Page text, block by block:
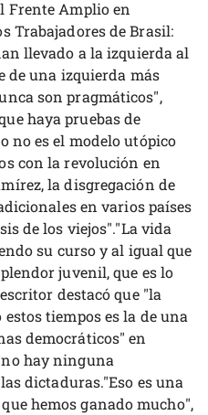
Frente Amplio en
Trabajadores de Brasil:
llevado a la izquierda al
de una izquierda más
son pragmáticos",
haya pruebas de
no es el modelo utópico
con la revolución en
la disgregación de
en varios países
de los viejos"."La vida
su curso y al igual que
juvenil, que es lo
destacó que "la
tiempos es la de una
democráticos" en
hay ninguna
dictaduras."Eso es una
hemos ganado mucho",